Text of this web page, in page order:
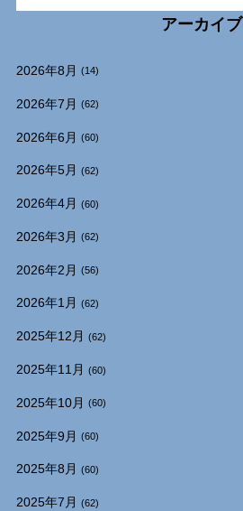
アーカイブ
2026年8月 (14)
2026年7月 (62)
2026年6月 (60)
2026年5月 (62)
2026年4月 (60)
2026年3月 (62)
2026年2月 (56)
2026年1月 (62)
2025年12月 (62)
2025年11月 (60)
2025年10月 (60)
2025年9月 (60)
2025年8月 (60)
2025年7月 (62)